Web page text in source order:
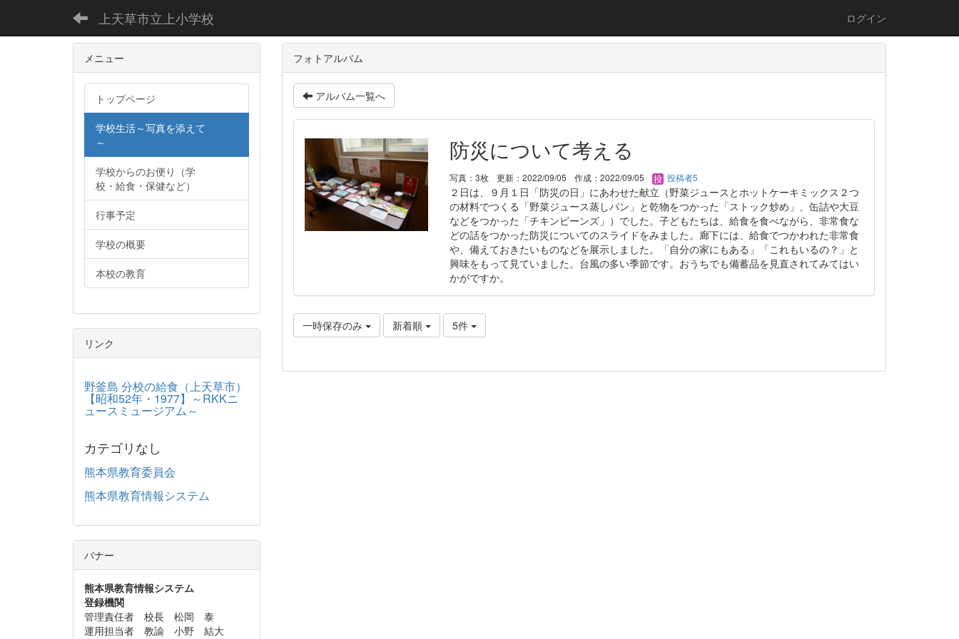
上天草市立上小学校 ログイン
フォトアルバム
アルバム一覧へ
防災について考える
写真：3枚 更新：2022/09/05 作成：2022/09/05 投稿者5
２日は、９月１日「防災の日」にあわせた献立（野菜ジュースとホットケーキミックス２つ
の材料でつくる「野菜ジュース蒸しパン」と乾物をつかった「ストック炒め」、缶詰や大豆
などをつかった「チキンビーンズ」）でした。子どもたちは、給食を食べながら、非常食な
どの話をつかった防災についてのスライドをみました。廊下には、給食でつかわれた非常食
や、備えておきたいものなどを展示しました。「自分の家にもある」「これもいるの？」と
興味をもって見ていました。台風の多い季節です。おうちでも備蓄品を見直されてみてはい
かがですか。
一時保存のみ 新着順 5件
メニュー
トップページ
学校生活～写真を添えて
～
学校からのお便り（学
校・給食・保健など）
行事予定
学校の概要
本校の教育
リンク
野釜島 分校の給食（上天草市）
【昭和52年・1977】～RKKニ
ュースミュージアム～
カテゴリなし
熊本県教育委員会
熊本県教育情報システム
バナー
熊本県教育情報システム
登録機関
管理責任者 校長 松岡 泰
運用担当者 教諭 小野 結大